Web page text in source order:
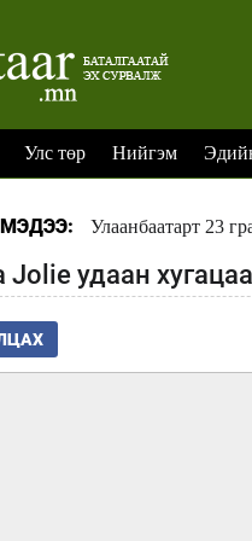
Улс төр Нийгэм
Улаанбаатарт 23
Jolie удаан